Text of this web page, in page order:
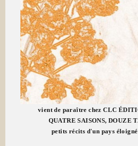
vient de paraître chez CLC
QUATRE SAISONS, DOUZE
petits récits d'un pays